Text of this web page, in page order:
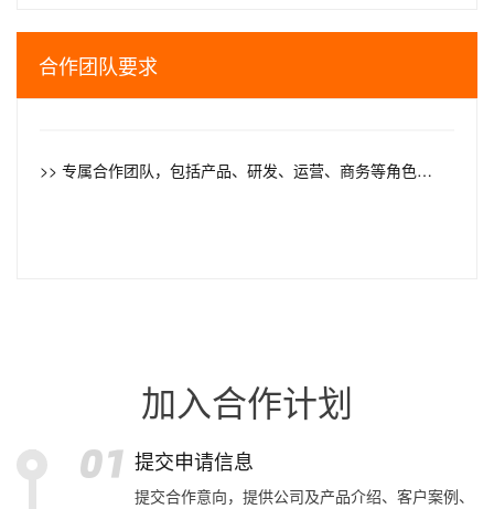
合作团队要求
>> 专属合作团队，包括产品、研发、运营、商务等角色，合计不少于5人
加入合作计划
提交申请信息
提交合作意向，提供公司及产品介绍、客户案例、